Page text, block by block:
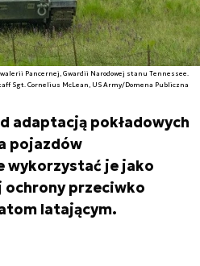
Pancernej, Gwardii Narodowej stanu Tennessee.
Sgt. Cornelius McLean, US Army/Domena Publiczna
adaptacją pokładowych
pojazdów
wykorzystać je jako
przeciwko
latającym.